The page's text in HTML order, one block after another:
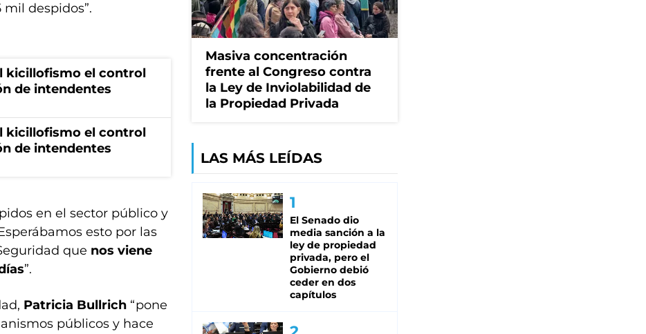
mil despidos”.
kicillofismo el control
de intendentes
kicillofismo el control
de intendentes
en el sector público y
esto por las
que nos viene
”.
Patricia Bullrich “pone
públicos y hace
Masiva concentración
frente al Congreso contra
la Ley de Inviolabilidad de
la Propiedad Privada
LAS MÁS LEÍDAS
El Senado dio
media sanción a la
ley de propiedad
privada, pero el
Gobierno debió
ceder en dos
capítulos